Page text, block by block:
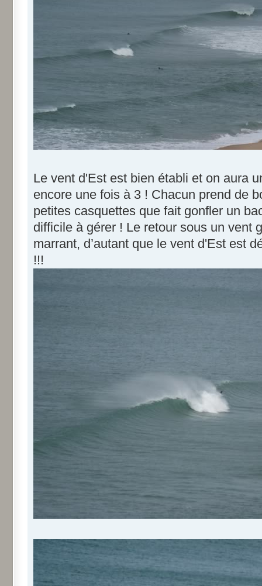
Le vent d'Est est bien établi et on aura
encore une fois à 3 ! Chacun prend de
petites casquettes que fait gonfler un
difficile à gérer ! Le retour sous un vent
marrant, d’autant que le vent d'Est est
!!!